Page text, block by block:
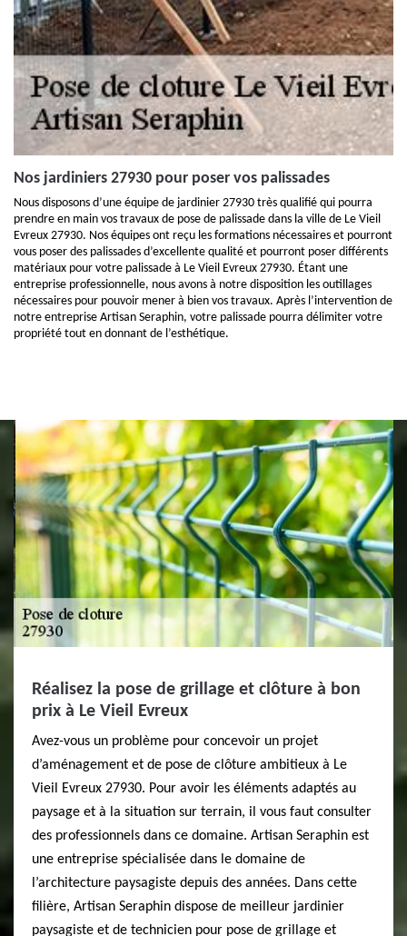
Nos jardiniers 27930 pour poser vos palissades
Nous disposons d’une équipe de jardinier 27930 très qualifié qui pourra
prendre en main vos travaux de pose de palissade dans la ville de Le Vieil
Evreux 27930. Nos équipes ont reçu les formations nécessaires et pourront
vous poser des palissades d’excellente qualité et pourront poser différents
matériaux pour votre palissade à Le Vieil Evreux 27930. Étant une
entreprise professionnelle, nous avons à notre disposition les outillages
nécessaires pour pouvoir mener à bien vos travaux. Après l’intervention de
notre entreprise Artisan Seraphin, votre palissade pourra délimiter votre
propriété tout en donnant de l’esthétique.
Réalisez la pose de grillage et clôture à bon
prix à Le Vieil Evreux
Avez-vous un problème pour concevoir un projet
d’aménagement et de pose de clôture ambitieux à Le
Vieil Evreux 27930. Pour avoir les éléments adaptés au
paysage et à la situation sur terrain, il vous faut consulter
des professionnels dans ce domaine. Artisan Seraphin est
une entreprise spécialisée dans le domaine de
l’architecture paysagiste depuis des années. Dans cette
filière, Artisan Seraphin dispose de meilleur jardinier
paysagiste et de technicien pour pose de grillage et